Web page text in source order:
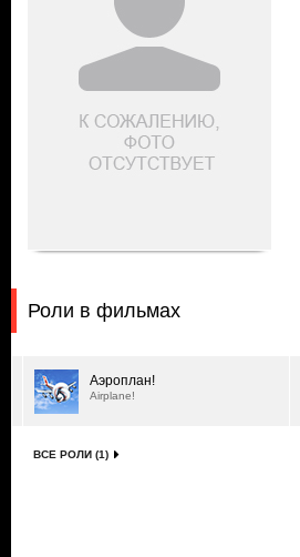
Роли в фильмах
Аэроплан!
Airplane!
ВСЕ РОЛИ (1)